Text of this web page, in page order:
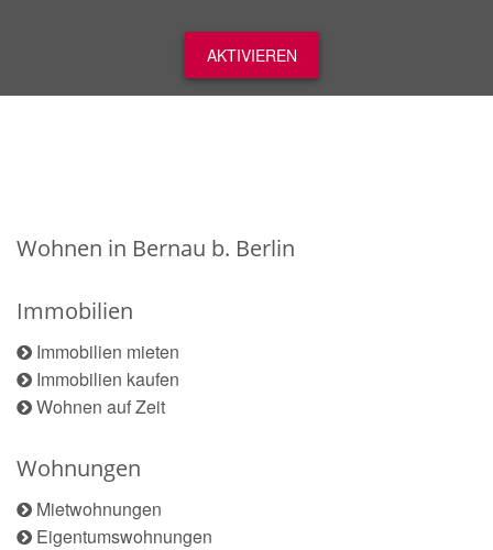
AKTIVIEREN
Wohnen in Bernau b. Berlin
Immobilien
Immobilien mieten
Immobilien kaufen
Wohnen auf Zeit
Wohnungen
Mietwohnungen
Eigentumswohnungen